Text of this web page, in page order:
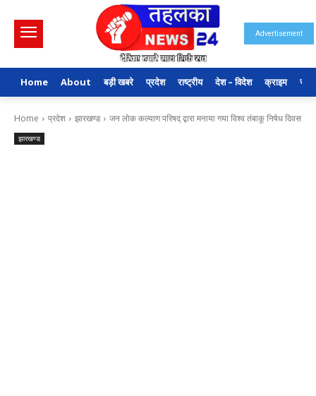
Advertisement
Home About बड़ी खबरे प्रदेश राष्ट्रीय देश – विदेश क्राइम
Home प्रदेश झारखण्ड जन लोक कल्याण परिषद् द्वारा मनाया गया विश्व तंबाकू निषेध दिवस
झारखण्ड